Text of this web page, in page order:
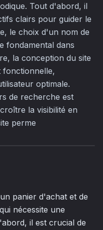
Tout d'abord, il
clairs pour guider le
le choix d'un nom de
fondamental dans
la conception du site
fonctionnelle,
optimale.
de recherche est
la visibilité en
perme
panier d'achat et de
nécessite une
il est crucial de